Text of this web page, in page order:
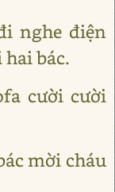
nghe điện
bác.
cười cười
mời cháu